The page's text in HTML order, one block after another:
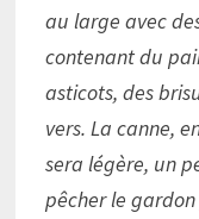
au large avec
contenant du
asticots, des
vers. La canne,
sera légère, un
pêcher le